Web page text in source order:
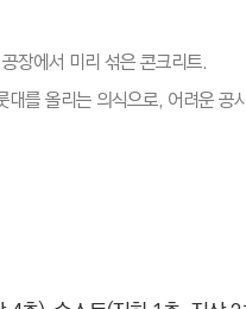
에서 미리 섞은 콘크리트.
를 올리는 의식으로, 어려운 공